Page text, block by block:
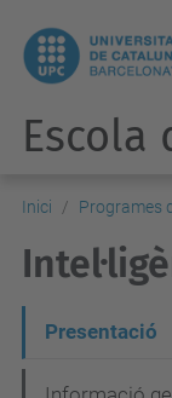
Escola
Inici Programes
a
Presentació